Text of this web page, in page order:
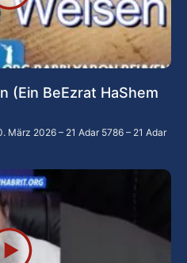
(Ein BeEzrat HaShem
März 2026 – 21 Adar 5786 – 21 Adar